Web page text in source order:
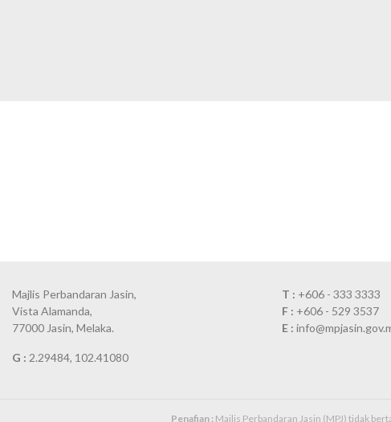
Majlis Perbandaran Jasin,
Vista Alamanda,
77000 Jasin, Melaka.
G : 2.29484, 102.41080
T : +606 - 333 3333
F : +606 - 529 3537
E :
Penafian : Majlis Perbandaran Jasin (MPJ) tidak